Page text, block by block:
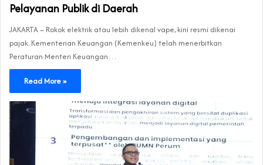
Pelayanan Publik di Daerah
JAKARTA – Rokok elektrik atau lebih dikenal vape, kini resmi dikenai
pajak. Kementerian Keuangan (Kemenkeu) telah menerbitkan
Peraturan Menteri Keuangan…
Read More »